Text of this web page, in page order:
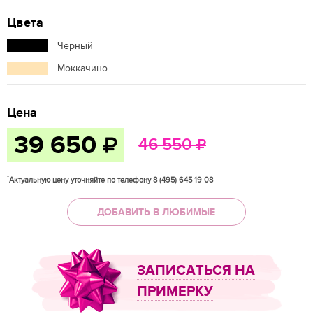
Цвета
Черный
Моккачино
Цена
39 650 46 550
*Актуальную цену уточняйте по телефону 8 (495) 645 19 08
ДОБАВИТЬ В ЛЮБИМЫЕ
ЗАПИСАТЬСЯ НА
ПРИМЕРКУ